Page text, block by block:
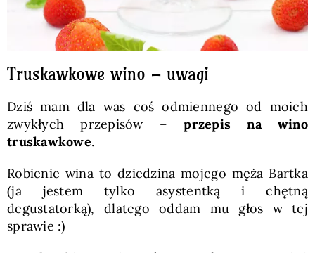
Truskawkowe wino – uwagi
Dziś mam dla was coś odmiennego od moich
zwykłych przepisów –przepis na wino
truskawkowe.
Robienie wina to dziedzina mojego męża Bartka
(ja jestem tylko asystentką i chętną
degustatorką), dlatego oddam mu głos w tej
sprawie :)